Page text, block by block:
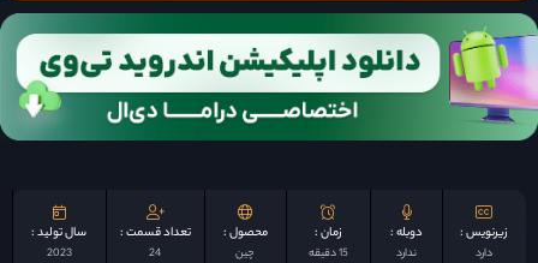
زیرنویس :
دارد
دوبله :
ندارد
زمان :
15 دقیقه
محصول :
چين
تعداد قسمت :
24
سال تولید :
2023